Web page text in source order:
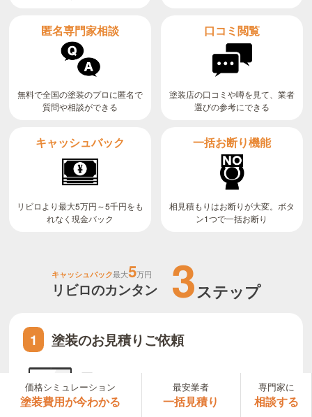
匿名専門家相談
無料で全国の塗装のプロに匿名で
質問や相談ができる
口コミ閲覧
塗装店の口コミや噂を見て、業者
選びの参考にできる
キャッシュバック
リビロより最大5万円～5千円をも
れなく現金バック
一括お断り機能
相見積もりはお断りが大変。ボタ
ン1つで一括お断り
キャッシュバック最大5万円
リビロのカンタン 3ステップ
1 塗装のお見積りご依頼
リビロが理想の塗装店を数社ご紹介。または、
自分で選んだお店に見積り依頼
価格シミュレーション
塗装費用が今わかる
最安業者
一括見積り
専門家に
相談する